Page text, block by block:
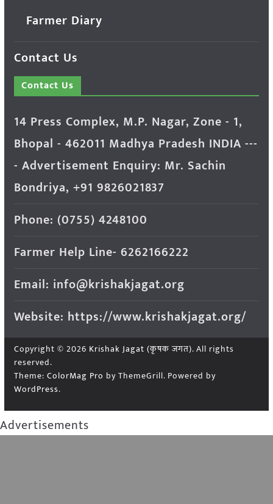
Farmer Diary
Contact Us
Contact Us
14 Press Complex, M.P. Nagar, Zone - 1,
Bhopal - 462011 Madhya Pradesh INDIA ---
- Advertisement Enquiry: Mr. Sachin
Bondriya, +91 9826021837
Phone: (0755) 4248100
Farmer Help Line- 6262166222
Email: info@krishakjagat.org
Website: https://www.krishakjagat.org/
Copyright © 2026 Krishak Jagat (कृषक जगत). All rights
reserved.
Theme: ColorMag Pro by ThemeGrill. Powered by
WordPress.
Advertisements